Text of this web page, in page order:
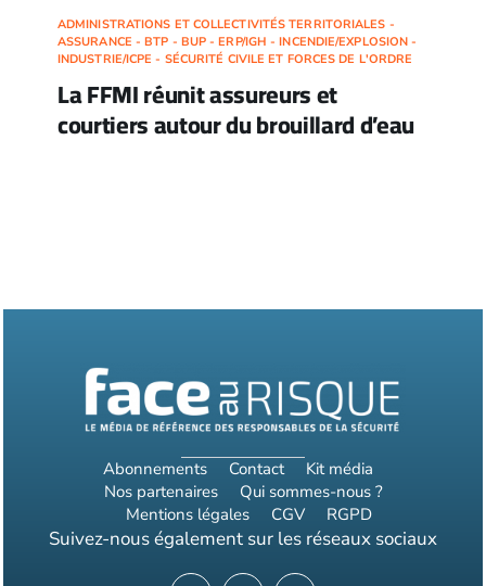
ADMINISTRATIONS ET COLLECTIVITÉS TERRITORIALES -
ASSURANCE - BTP - BUP - ERP/IGH - INCENDIE/EXPLOSION -
INDUSTRIE/ICPE - SÉCURITÉ CIVILE ET FORCES DE L'ORDRE
La FFMI réunit assureurs et
courtiers autour du brouillard d’eau
Abonnements Contact
Kit média
Nos partenaires
Qui sommes-nous ?
Mentions légales
CGV RGPD
Suivez-nous également sur les réseaux sociaux